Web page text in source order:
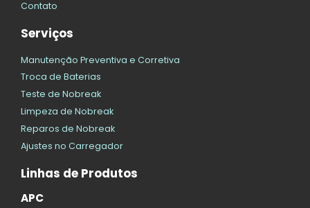
Contato
Serviços
Manutenção Preventiva e Corretiva
Troca de Baterias
Teste de Nobreak
Limpeza de Nobreak
Reparos de Nobreak
Ajustes no Carregador
Linhas de Produtos
APC